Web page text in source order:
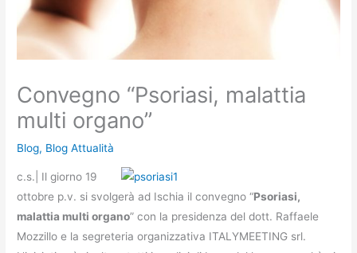
Convegno “Psoriasi, malattia
multi organo”
Blog, Blog Attualità
c.s.| Il giorno 19
ottobre p.v. si svolgerà ad Ischia il convegno “Psoriasi,
malattia multi organo” con la presidenza del dott. Raffaele
Mozzillo e la segreteria organizzativa ITALYMEETING srl.